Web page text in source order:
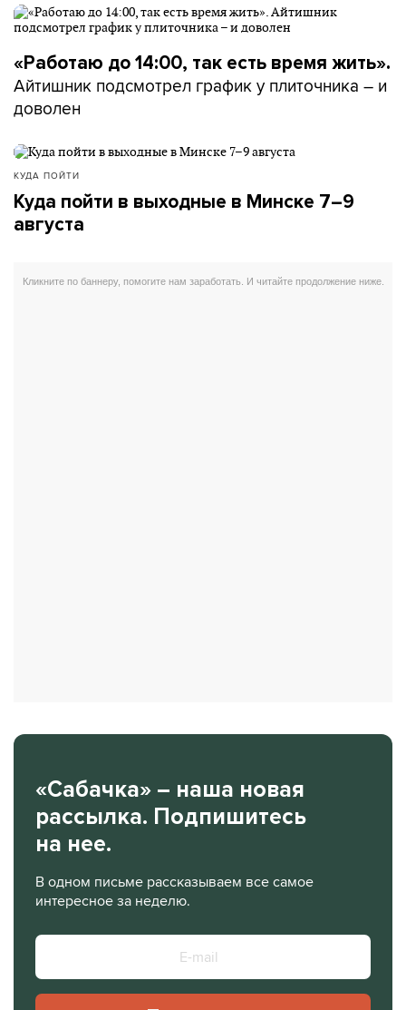
«Работаю до 14:00, так есть время жить».
Айтишник подсмотрел график у плиточника – и
доволен
КУДА ПОЙТИ
Куда пойти в выходные в Минске 7–9
августа
«Сабачка» – наша новая
рассылка. Подпишитесь
на нее.
В одном письме рассказываем все самое
интересное за неделю.